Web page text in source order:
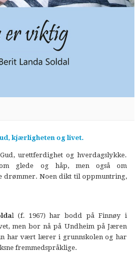
kjærligheten og livet.
urettferdighet og hverdagslykke.
glede og håp, men også om
drømmer. Noen dikt til oppmuntring,
l (f. 1967) har bodd på Finnøy i
men bor nå på Undheim på Jæren
har vært lærer i grunnskolen og har
fremmedspråklige.